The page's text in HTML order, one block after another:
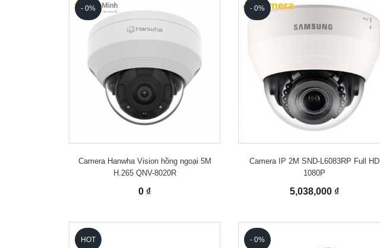
CAMERA ỐP TRẦN TRUEN
HÀN QUỐC
HỆ THỐNG LOA ANALOG - PA
- 0%
Camera Hanwha Vision hồng ngoại 5M
H.265 QNV-8020R
0 ₫
- 0%
Camera IP 2M SND-L6083RP Full HD
1080P
5,038,000 ₫
HOT - 0%